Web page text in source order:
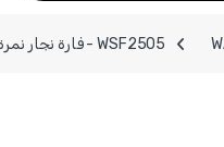
WSF2505 - فارة نجار نمرة 5 مع شفرة عدد 2 صناعي ماركة WADFOW